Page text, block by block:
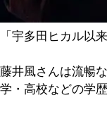
「宇多田ヒカル以
藤井風さんは流暢
学・高校などの学